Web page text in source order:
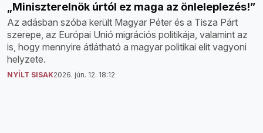
„Miniszterelnök úrtól ez maga az önleleplezés!”
Az adásban szóba került Magyar Péter és a Tisza Párt
szerepe, az Európai Unió migrációs politikája, valamint az
is, hogy mennyire átlátható a magyar politikai elit vagyoni
helyzete.
NYÍLT SISAK2026. jún. 12. 18:12